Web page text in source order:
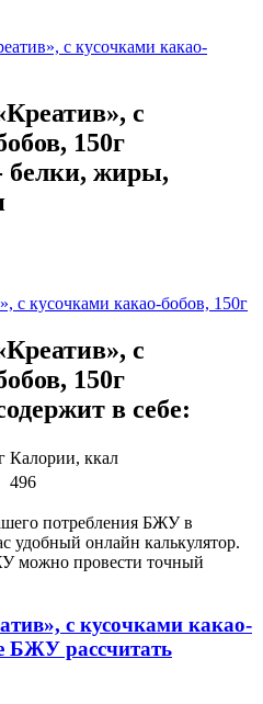
с кусочками какао-
с
150г
белки, жиры,
с
150г
в себе:
Калории, ккал
496
потребления БЖУ в
удобный онлайн калькулятор.
можно провести точный
с кусочками какао-
БЖУ рассчитать